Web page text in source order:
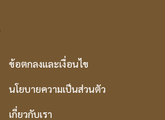
ข้อตกลงและเงื่อนไข
นโยบายความเป็นส่วนตัว
เกี่ยวกับเรา